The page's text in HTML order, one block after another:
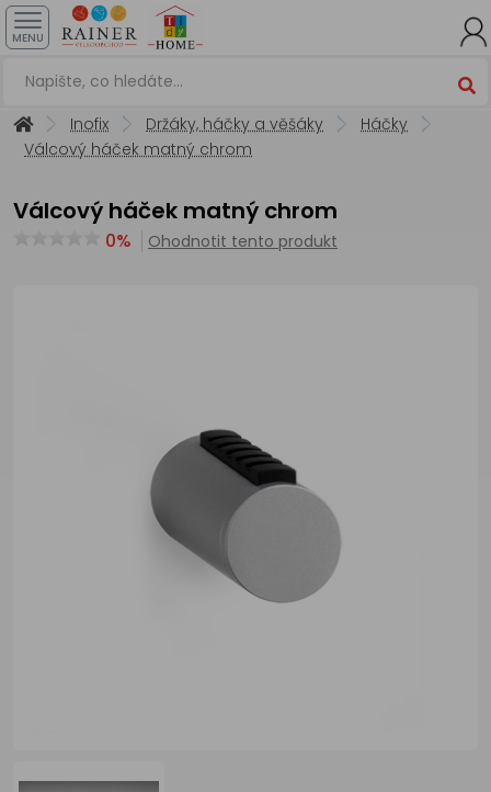
MENU
Inofix Držáky, háčky a věšáky
Háčky
Válcový háček matný chrom
Válcový háček matný chrom
0% Ohodnotit tento produkt